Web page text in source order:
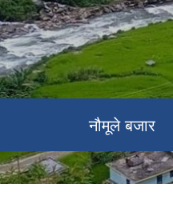
नौमूले बजार
नौमूले गाउँपालिका, गाउँ
नौमूले गाउँपालिका, दैलेखमा
शिव मन्दिर
प्राथमिक स्वास्थ्य
नौमूले बजारको सुन्दर
द्वारी झरना